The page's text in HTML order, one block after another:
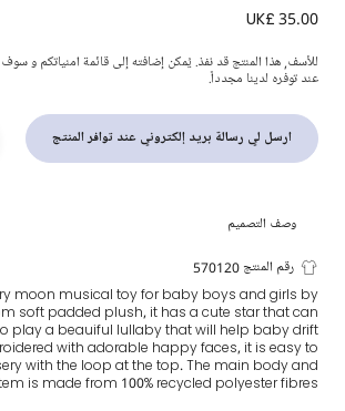
لعبة موسيقية شكل قمر لون عاجي (26 سم)
UK£ 35.00
للأسف, هذا المنتج قد نفذ. يُمكن إضافته إلى قائمة امنياتكم و
عند توفره لدينا مجدداً.
ارسل لي رسالة بريد إلكتروني عند توافر المنتج
وصف التصميم
رقم المنتج 570120
moon musical toy for baby boys and girls by
soft padded plush, it has a cute star that can
play a beauiful lullaby that will help baby drift
with adorable happy faces, it is easy to
with the loop at the top. The main body and
is made from 100% recycled polyester fibres.